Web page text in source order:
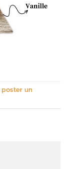
poster un